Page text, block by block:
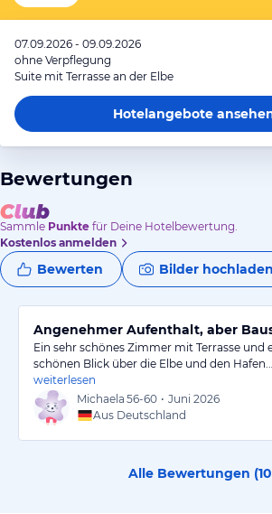
07.09.2026 - 09.09.2026
ohne Verpflegung
Suite mit Terrasse an der Elbe
Hotelangebote
Bewertungen
Sammle Punkte für Deine Hotelbewertung.
Kostenlos anmelden
Bewerten Bilder hochladen
Angenehmer Aufenthalt, aber
Ein sehr schönes Zimmer mit Terrasse und
schönen Blick über die Elbe und den Hafen.…
weiterlesen
Michaela 56-60 • Juni 2026
Aus Deutschland
Alle Bewertungen (10